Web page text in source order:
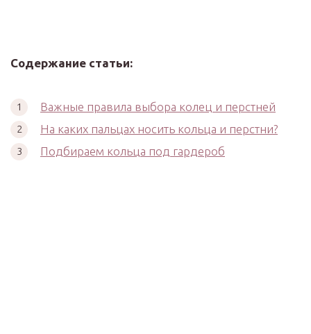
Содержание статьи:
Важные правила выбора колец и перстней
На каких пальцах носить кольца и перстни?
Подбираем кольца под гардероб